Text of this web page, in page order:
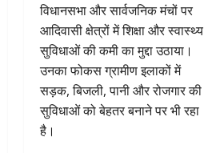
विधानसभा और सार्वजनिक मंचों पर
आदिवासी क्षेत्रों में शिक्षा और स्वास्थ्य
सुविधाओं की कमी का मुद्दा उठाया।
उनका फोकस ग्रामीण इलाकों में
सड़क, बिजली, पानी और रोजगार की
सुविधाओं को बेहतर बनाने पर भी रहा
है।